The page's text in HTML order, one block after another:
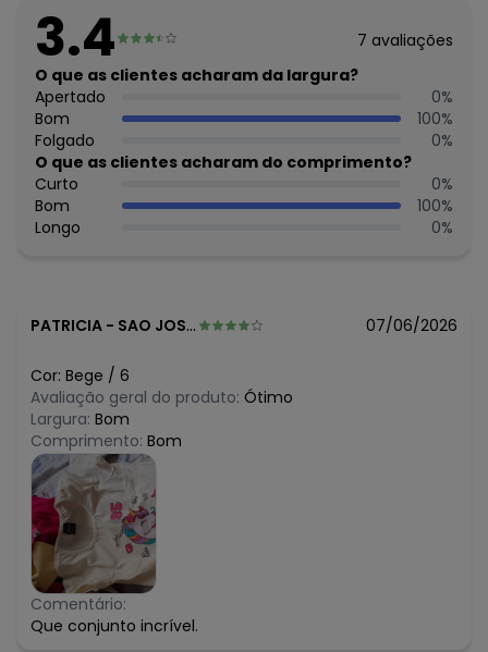
Histórico de preços
O preço apresentado abaixo é o menor oferecido em
algum dia do mês, para o menor tamanho disponível.
agosto/2026
R$ 24,99
julho/2026 R$ 24,99
junho/2026 R$ 24,99
maio/2026 R$ 24,99
abril/2026 R$ 24,99
março/2026 R$ 24,99
fevereiro/2026 R$ 24,99
3.4 7 avaliações
O que as clientes acharam da largura?
Apertado
0%
Bom
100%
Folgado
0%
O que as clientes acharam do comprimento?
Curto
0%
Bom
100%
Longo
0%
PATRICIA - SAO JOSE DO RIO PRETO - SP 07/06/2026
Cor: Bege / 6
Avaliação geral do produto: Ótimo
Largura: Bom
Comprimento: Bom
Comentário:
Que conjunto incrível.